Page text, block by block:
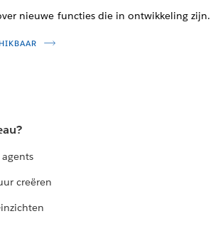
nieuwe functies die in ontwikkeling zijn.
creëren